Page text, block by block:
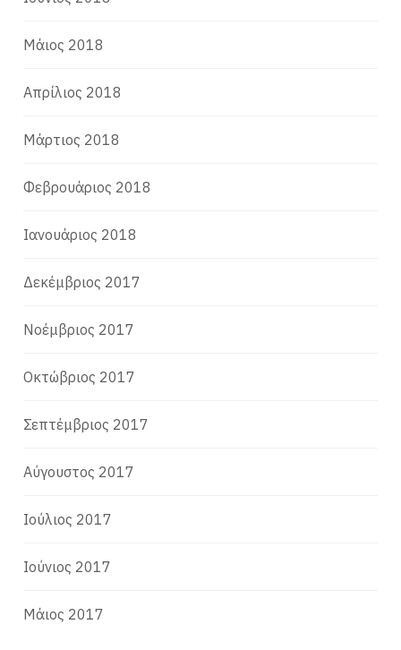
Μάιος 2018
Απρίλιος 2018
Μάρτιος 2018
Φεβρουάριος 2018
Ιανουάριος 2018
Δεκέμβριος 2017
Νοέμβριος 2017
Οκτώβριος 2017
Σεπτέμβριος 2017
Αύγουστος 2017
Ιούλιος 2017
Ιούνιος 2017
Μάιος 2017